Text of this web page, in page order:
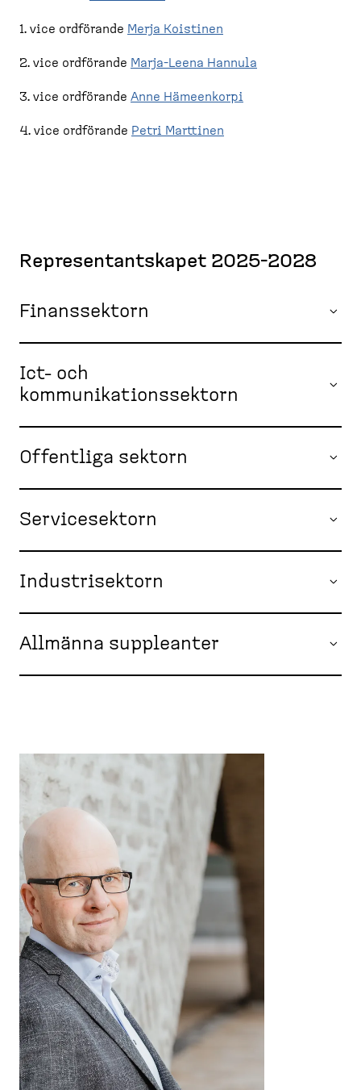
1. vice ordförande Merja Koistinen
2. vice ordförande Marja-Leena Hannula
3. vice ordförande Anne Hämeenkorpi
4. vice ordförande Petri Marttinen
Represen­tant­skapet 2025-2028
Finanssektorn
Ict- och
kommunikationssektorn
Offentliga sektorn
Servicesektorn
Industrisektorn
Allmänna suppleanter